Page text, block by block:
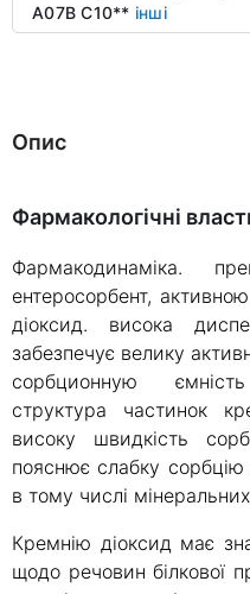
A07B C10** інші
Опис
Фармакологічні
Фармакодинаміка.
ентеросорбент,
діоксид. висока
забезпечує велику
сорбционную
структура частинок
високу швидкість
пояснює слабку
в тому числі мінеральних
Кремнію діоксид має
щодо речовин білкової